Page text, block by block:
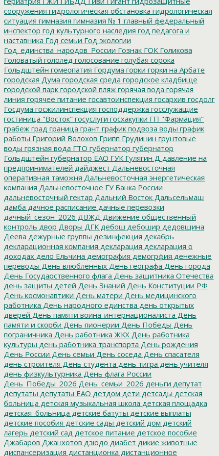
сооружения гидрологическая обстановка гидрологическая
ситуация гимназия гимназия № 1 главный федеральный
инспектор год культурного наследия год педагога и
наставника Год семьи Год экологии
Год_единства_народов_России Гознак ГОК Голикова
Головатый гололед голосование голубая сорока
Гольдштейн гомеопатия Гордума горки горки на Арбате
городская Дума городская среда городское кладбище
городской парк городской пляж горячая вода горячая
линия горячее питание госавтоинспекция госархив госдолг
Госдума госжилинспекция господдержка госслужащие
гостиница "Восток" госуслуги госхакупки ГП "Фармация"
грабеж град граница грант график подвоза воды график
работы Григорий Волохов Грипп Грудинин грунтовые
воды грязная вода ГТО губернатор губернатор
Гольдштейн губернатор ЕАО ГУК Гулягин Д давление на
предпринимателей дайджест Дальневосточная
оперативная таможня Дальневосточная энергетическая
компания Дальневосточное ГУ Банка России
дальневосточный гектар Дальний Восток Дальсельмаш
дамба дачное расписание дачные перевозки
дачный_сезон_2026 ДВЖД Движение общественный
контроль двор Дворы ДГК дебош дебошир дедовщина
Деева дежурные группы дезинфекция декабрь
декларационная компания декларация декларация о
доходах дело Ельчина демография демогрфия денежные
переводы День влюбленных День географа День города
День Государственного флага День защитника Отечества
день защиты детей День Знаний День Конституции РФ
День космонавтики День матери День медицинского
работника День народного единства день открытых
дверей День памяти воина-интернационалиста День
памяти и скорби День пионерии День Победы День
пограничника День работника ЖКХ День работника
культуры день работника транспорта День рождения
День России День семьи День соседа День спасателя
день строителя День студента день тигра день учителя
день физкультурника День флага России
День_Победы_2026 День_семьи_2026 деньги депутат
депутаты депутаты ЕАО детдом дети детсады детская
больница детская музыкальная школа детская площадка
детская_больница детские батуты детские выплаты
детские пособия детские сады детский дом детский
лагерь детский сад детское питание детское пособие
Джабаров Джанхотов дзюдо диабет дикие животные
диспансеризация дистанционка дистанционное